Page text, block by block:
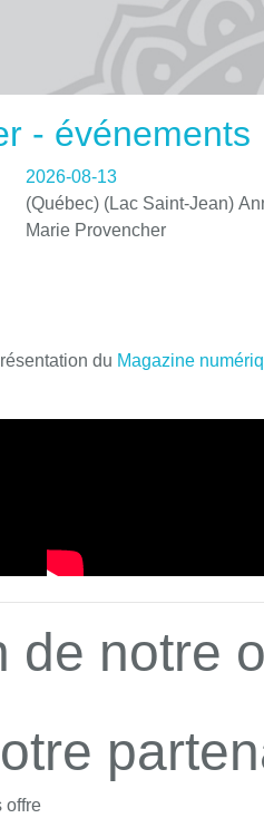
- événements
2026-08-13
(Québec) (Lac Saint-Jean)
Marie Provencher
du Magazine
de notre
offre